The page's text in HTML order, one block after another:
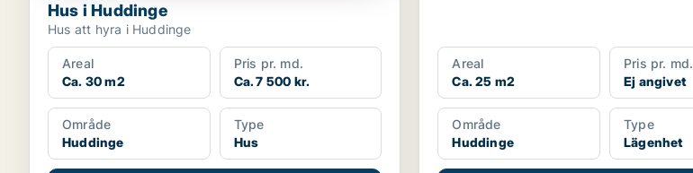
Hus i Huddinge
Hus att hyra i Huddinge
Areal
Ca. 30 m2
Pris pr. md.
Ca. 7 500 kr.
Område
Huddinge
Type
Hus
Areal
Ca. 25 m2
Pris pr. md.
Ej angivet
Område
Huddinge
Type
Lägenhet